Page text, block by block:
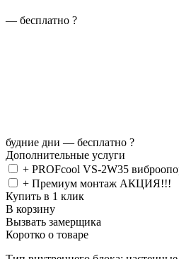
— бесплатно ?
будние дни — бесплатно ?
Дополнительные услуги
+ PROFcool VS-2W35
+ Премиум монтаж АКЦИЯ!!!
Купить в 1 клик
В корзину
Вызвать замерщика
Коротко о товаре